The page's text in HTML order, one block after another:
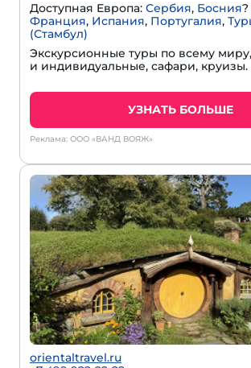
Доступная Европа: Сербия, Босния?
Франция, Испания, Португалия,
(Стамбул)
Экскурсионные туры по всему
и индивидуальные, сафари, круизы.
УЗНАТЬ БОЛЬШЕ
Реклама: ООО «ВАНД ВОЯЖ»
orientaltravel.ru